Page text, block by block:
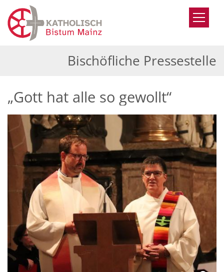
Zum Inhalt springen
Bischöfliche Pressestelle
„Gott hat alle so gewollt“